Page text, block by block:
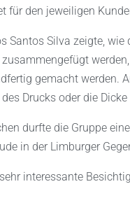
für den jeweiligen
Santos Silva zeigte,
gemacht werden.
Drucks oder die
durfte die Gruppe
in der Limburger
interessante